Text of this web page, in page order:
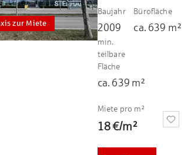
zur Miete
Baujahr
2009
Bürofläche
ca. 639 m²
min.
teilbare
Fläche
ca. 639 m²
Miete pro m²
18 €/m²